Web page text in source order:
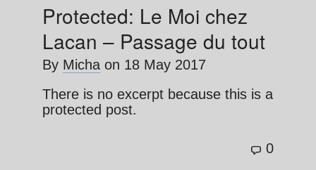
Protected: Le Moi chez
Lacan – Passage du tout
By Micha on 18 May 2017
There is no excerpt because this is a
protected post.
0